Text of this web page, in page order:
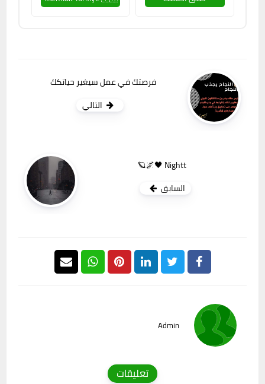
فرصتك في عمل سيغير حياتكك
التالي
Nightt 🖤🌌🪐
السابق
Admin
تعليقات